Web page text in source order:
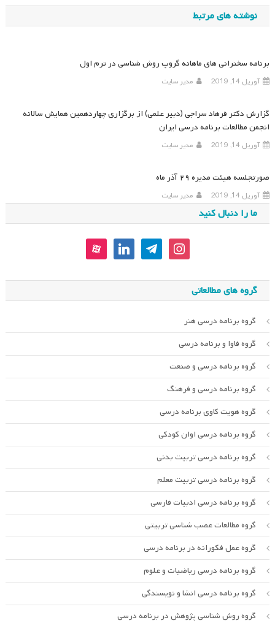
نوشته های مرتبط
برنامه سخنرانی های ماهانه گروپ روش شناسی در ترم اول
آوریل 14, 2019 مدیر سایت
گزارش دکتر فرهاد سراجی (دبیر علمی) از برگزاری چهاردهمین همایش سالانه
انجمن مطالعات برنامه درسی ایران
آوریل 14, 2019 مدیر سایت
صورتجلسه هیئت مدیره ۲۹ آذر ماه
آوریل 14, 2019 مدیر سایت
ما را دنبال کنید
instagram
telegram
linkedin
aparat
گروه های مطالعاتی
گروه برنامه درسی هنر
گروه فاوا و برنامه درسی
گروه برنامه درسی و صنعت
گروه برنامه درسی و فرهنگ
گروه هویت کاوی برنامه درسی
گروه برنامه درسی اوان کودکی
گروه برنامه درسی تربیت بدنی
گروه برنامه درسی تربیت معلم
گروه برنامه درسی ادبیات فارسی
گروه مطالعات عصب شناسی تربیتی
گروه عمل فکورانه در برنامه درسی
گروه برنامه درسی ریاضیات و علوم
گروه برنامه درسی انشا و نویسندگی
گروه روش شناسی پژوهش در برنامه درسی